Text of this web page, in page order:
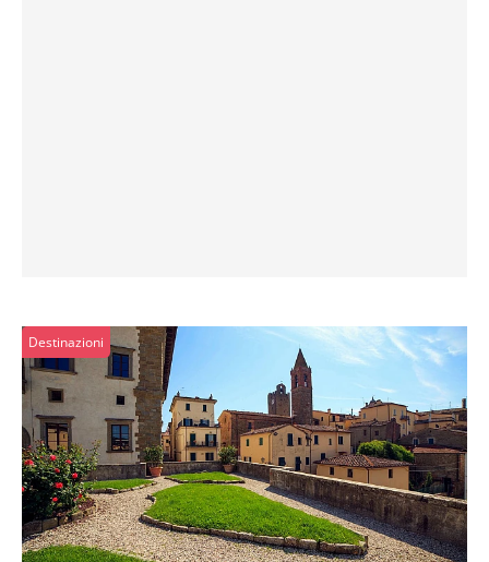
Destinazioni